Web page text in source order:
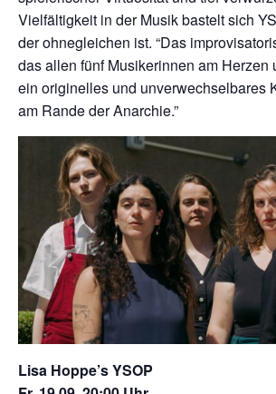
Vielfältigkeit in der Musik bastelt sich
der ohnegleichen ist. “Das
das allen fünf Musikerinnen am Herzen
ein originelles und unverwechselbares
am Rande der Anarchie.”
Lisa Hoppe’s YSOP